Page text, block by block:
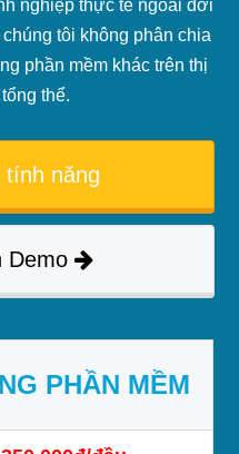
nghiệp thực tế ngoài đời
tôi không phân chia
phần mềm khác trên thị
thể.
tính năng
Demo
PHẦN MỀM